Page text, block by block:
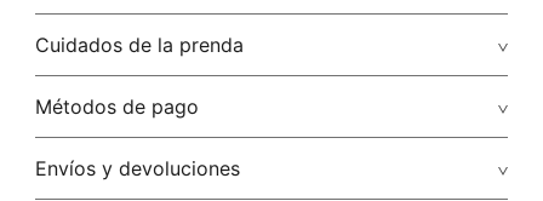
46.00% rayón viscosa/40.00% poliéster/polyester13.50%
lino/linen0.50% elastano/elastane
Cuidados de la prenda
Lavar a mano temperatura máx 40°c no secar en maquina
No usar lejia
Métodos de pago
Tarjetas de crédito: Visa, Dinners, Master Card y American
Envíos y devoluciones